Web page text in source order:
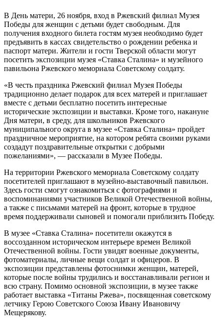
В День матери, 26 ноября, вход в Ржевский филиал Музея
Победы для женщин с детьми будет свободным. Для
получения входного билета гостям музея необходимо будет
предъявить в кассах свидетельство о рождении ребенка и
паспорт матери. Жители и гости Тверской области могут
посетить экспозиции музея «Ставка Сталина» и музейного
павильона Ржевского мемориала Советскому солдату.
«В честь праздника Ржевский филиал Музея Победы
традиционно делает подарок для всех матерей и приглашает
вместе с детьми бесплатно посетить интересные
исторические экспозиции и выставки. Кроме того, накануне
Дня матери, в среду, для школьников Ржевского
муниципального округа в музее «Ставка Сталина» пройдет
праздничное мероприятие, на котором ребята своими руками
создадут поздравительные открытки с добрыми
пожеланиями», — рассказали в Музее Победы.
На территории Ржевского мемориала Советскому солдату
посетителей приглашают в музейно-выставочный павильон.
Здесь гости смогут ознакомиться с фотографиями и
воспоминаниями участников Великой Отечественной войны,
а также с письмами матерей на фронт, которые в трудное
время поддерживали сыновей и помогали приблизить Победу.
В музее «Ставка Сталина» посетители окажутся в
воссозданном историческом интерьере времен Великой
Отечественной войны. Гости увидят военные документы,
фотоматериалы, личные вещи солдат и офицеров. В
экспозиции представлены фотоснимки женщин, матерей,
которые после войны трудились и восстанавливали регион и
всю страну. Помимо основной экспозиции, в музее также
работает выставка «Титаны Ржева», посвященная советскому
летчику Герою Советского Союза Ивану Ивановичу
Мещерякову.